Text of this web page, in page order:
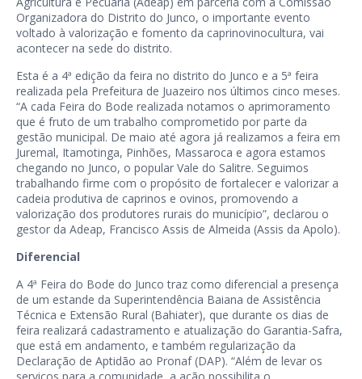
Organizadora do Distrito do Junco, o importante evento
voltado à valorização e fomento da caprinovinocultura, vai
acontecer na sede do distrito.
Esta é a 4ª edição da feira no distrito do Junco e a 5ª feira
realizada pela Prefeitura de Juazeiro nos últimos cinco meses.
“A cada Feira do Bode realizada notamos o aprimoramento
que é fruto de um trabalho comprometido por parte da
gestão municipal. De maio até agora já realizamos a feira em
Juremal, Itamotinga, Pinhões, Massaroca e agora estamos
chegando no Junco, o popular Vale do Salitre. Seguimos
trabalhando firme com o propósito de fortalecer e valorizar a
cadeia produtiva de caprinos e ovinos, promovendo a
valorização dos produtores rurais do município”, declarou o
gestor da Adeap, Francisco Assis de Almeida (Assis da Apolo).
Diferencial
A 4ª Feira do Bode do Junco traz como diferencial a presença
de um estande da Superintendência Baiana de Assistência
Técnica e Extensão Rural (Bahiater), que durante os dias de
feira realizará cadastramento e atualização do Garantia-Safra,
que está em andamento, e também regularização da
Declaração de Aptidão ao Pronaf (DAP). “Além de levar os